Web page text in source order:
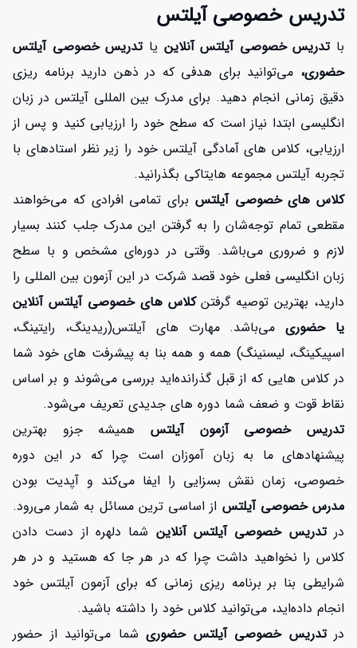
تدریس خصوصی آیلتس
باتدریس خصوصی آیلتس آنلاین یاتدریس خصوصی آیلتس
حضوری، می‌توانید برای هدفی که در ذهن دارید برنامه ریزی
دقیق زمانی انجام دهید. برای مدرک بین المللی آیلتس در زبان
انگلیسی ابتدا نیاز است که سطح خود را ارزیابی کنید و پس از
ارزیابی، کلاس های آمادگی آیلتس خود را زیر نظر استادهای با
تجربه آیلتس مجموعه هایتاکی بگذرانید.
کلاس های خصوصی آیلتس برای تمامی افرادی که می‌خواهند
مقطعی تمام توجه‌شان را به گرفتن این مدرک جلب کنند بسیار
لازم و ضروری می‌باشد. وقتی در دوره‌ای مشخص و با سطح
زبان انگلیسی فعلی خود قصد شرکت در این آزمون بین المللی را
دارید، بهترین توصیه گرفتنکلاس های خصوصی آیلتس آنلاین
یا حضوریمی‌باشد. مهارت های آیلتس(ریدینگ، رایتینگ،
اسپیکینگ، لیسنینگ) همه و همه بنا به پیشرفت های خود شما
در کلاس هایی که از قبل گذرانده‌اید بررسی می‌شوند و بر اساس
نقاط قوت و ضعف شما دوره های جدیدی تعریف می‌شود.
تدریس خصوصی آزمون آیلتس همیشه جزو بهترین
پیشنهادهای ما به زبان آموزان است چرا که در این دوره
خصوصی، زمان نقش بسزایی را ایفا می‌کند و آپدیت بودن
مدرس خصوصی آیلتس از اساسی ترین مسائل به شمار می‌رود.
درتدریس خصوصی آیلتس آنلاین شما دلهره از دست دادن
کلاس را نخواهید داشت چرا که در هر جا که هستید و در هر
شرایطی بنا بر برنامه ریزی زمانی که برای آزمون آیلتس خود
انجام داده‌اید، می‌توانید کلاس خود را داشته باشید.
درتدریس خصوصی آیلتس حضوری شما می‌توانید از حضور
افزایش اعتبار